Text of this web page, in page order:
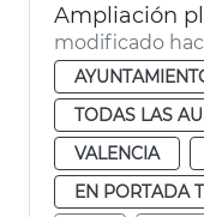
Ampliación
modificado
TODAS LAS
VALENCIA
EN PORTADA